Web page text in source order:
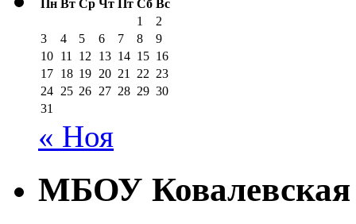
Пн Вт Ср Чт Пт Сб Вс
1
2
3
4 5 6 7 8
9
10 11 12 13 14 15 16
17 18 19 20 21 22 23
24 25 26 27 28 29 30
31
« Ноя
МБОУ